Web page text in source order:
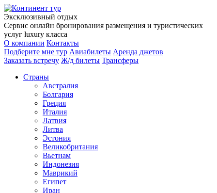
Эксклюзивный отдых
Сервис онлайн бронирования размещения и туристических
услуг luxury класса
О компании Контакты
Подберите мне тур Авиабилеты Аренда джетов
Заказать встречу Ж/д билеты Трансферы
Страны
Австралия
Болгария
Греция
Италия
Латвия
Литва
Эстония
Великобритания
Вьетнам
Индонезия
Маврикий
Египет
Иран